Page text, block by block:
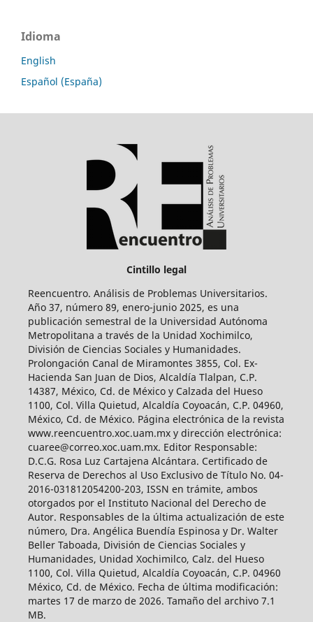
Idioma
English
Español (España)
Cintillo legal
Reencuentro. Análisis de Problemas Universitarios.
Año 37, número 89, enero-junio 2025, es una
publicación semestral de la Universidad Autónoma
Metropolitana a través de la Unidad Xochimilco,
División de Ciencias Sociales y Humanidades.
Prolongación Canal de Miramontes 3855, Col. Ex-
Hacienda San Juan de Dios, Alcaldía Tlalpan, C.P.
14387, México, Cd. de México y Calzada del Hueso
1100, Col. Villa Quietud, Alcaldía Coyoacán, C.P. 04960,
México, Cd. de México. Página electrónica de la revista
www.reencuentro.xoc.uam.mx y dirección electrónica:
cuaree@correo.xoc.uam.mx. Editor Responsable:
D.C.G. Rosa Luz Cartajena Alcántara. Certificado de
Reserva de Derechos al Uso Exclusivo de Título No. 04-
2016-031812054200-203, ISSN en trámite, ambos
otorgados por el Instituto Nacional del Derecho de
Autor. Responsables de la última actualización de este
número, Dra. Angélica Buendía Espinosa y Dr. Walter
Beller Taboada, División de Ciencias Sociales y
Humanidades, Unidad Xochimilco, Calz. del Hueso
1100, Col. Villa Quietud, Alcaldía Coyoacán, C.P. 04960
México, Cd. de México. Fecha de última modificación:
martes 17 de marzo de 2026. Tamaño del archivo 7.1
MB.